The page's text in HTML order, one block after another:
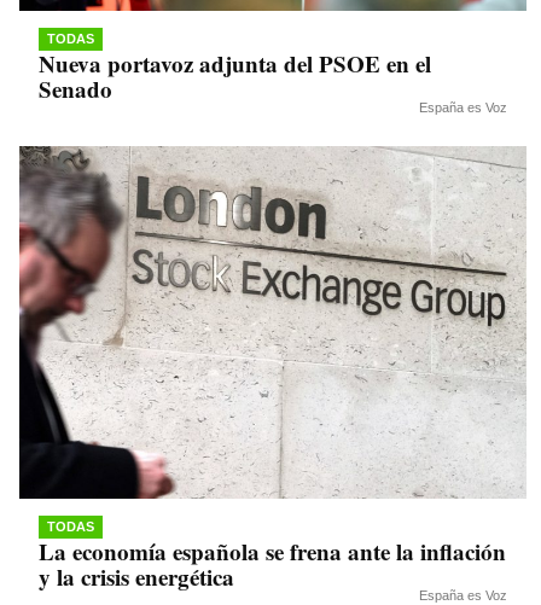
TODAS
Nueva portavoz adjunta del PSOE en el
Senado
España es Voz
TODAS
La economía española se frena ante la inflación
y la crisis energética
España es Voz